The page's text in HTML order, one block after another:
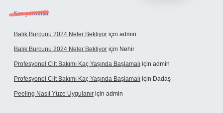
Son yorumlar
Balık Burcunu 2024 Neler Bekliyor için admin
Balık Burcunu 2024 Neler Bekliyor için Nehir
Profesyonel Cilt Bakımı Kaç Yaşında Başlamalı için admin
Profesyonel Cilt Bakımı Kaç Yaşında Başlamalı için Dadaş
Peeling Nasıl Yüze Uygulanır için admin